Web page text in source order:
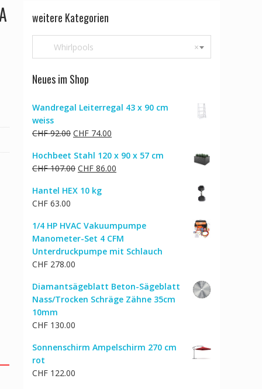
weitere Kategorien
×
Whirlpools
Neues im Shop
Wandregal Leiterregal 43 x 90 cm
weiss
CHF92.00 Ursprünglicher
war:
CHF 92.00
CHF 74.00
ist:
CHF 74.00.
Hochbeet Stahl 120 x 90 x 57 cm
CHF107.00 Ursprünglicher
war:
CHF 86.00
Hantel HEX 10 kg
CHF 63.00
1/4 HP HVAC Vakuumpumpe
Manometer-Set 4 CFM
Unterdruckpumpe mit Schlauch
CHF 278.00
Diamantsägeblatt Beton-Sägeblatt
Nass/Trocken Schräge Zähne 35cm
10mm
CHF 130.00
Sonnenschirm Ampelschirm 270 cm
rot
CHF 122.00